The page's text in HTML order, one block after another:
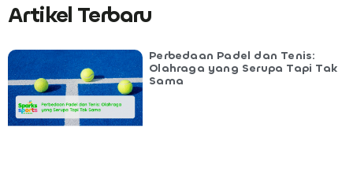
Artikel Terbaru
Perbedaan Padel dan Tenis:
Olahraga yang Serupa Tapi Tak
Sama